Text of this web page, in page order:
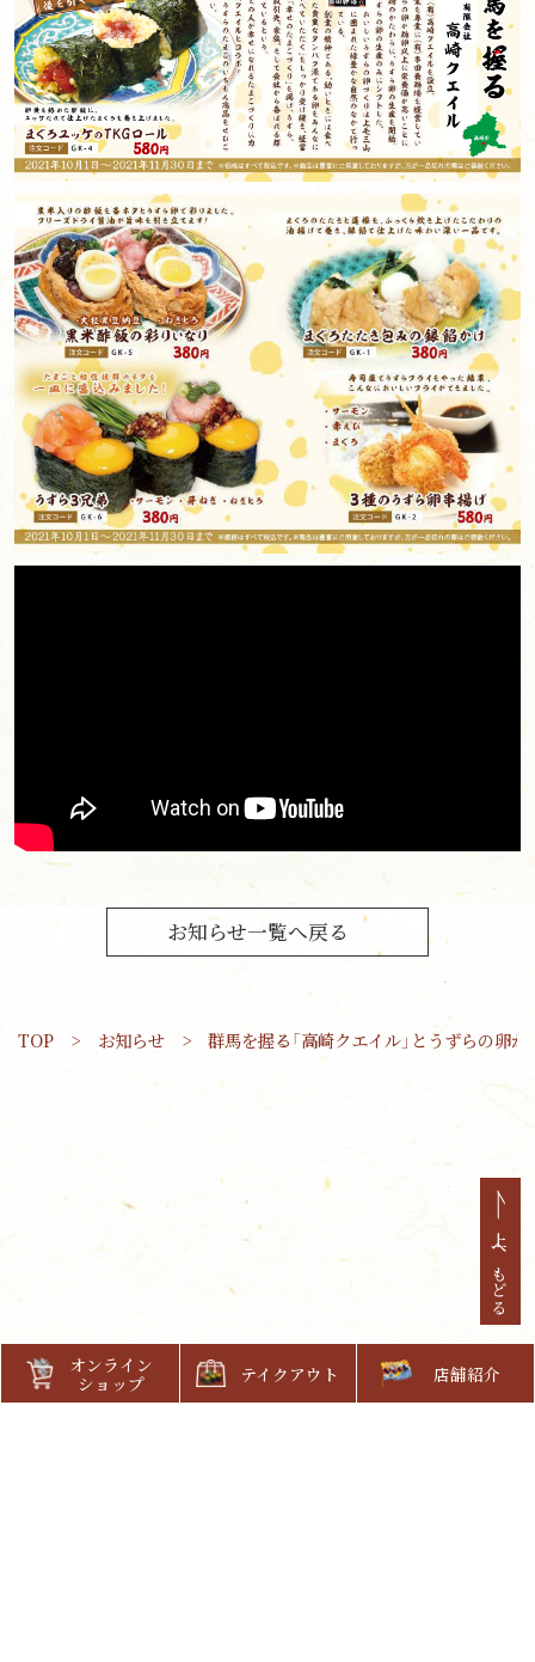
お知らせ一覧へ戻る
TOP お知らせ 群馬を握る「高崎クエイル」とうずらの卵
オンライン
ショップ
テイクアウト 店舗紹介
上へもどる